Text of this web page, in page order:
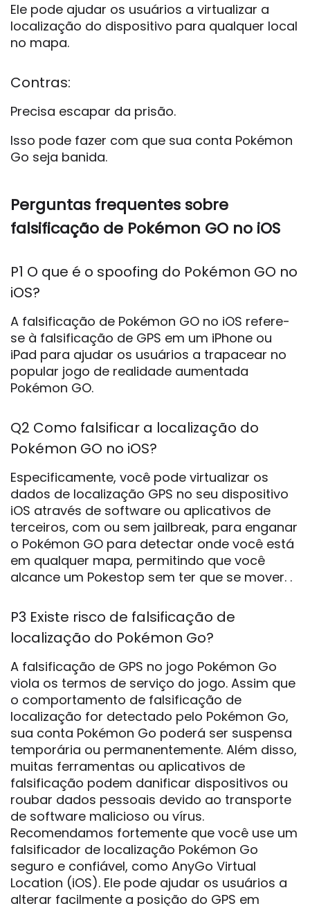
Ele pode ajudar os usuários a virtualizar a
localização do dispositivo para qualquer local
no mapa.
Contras:
Precisa escapar da prisão.
Isso pode fazer com que sua conta Pokémon
Go seja banida.
Perguntas frequentes sobre
falsificação de Pokémon GO no iOS
P1 O que é o spoofing do Pokémon GO no
iOS?
A falsificação de Pokémon GO no iOS refere-
se à falsificação de GPS em um iPhone ou
iPad para ajudar os usuários a trapacear no
popular jogo de realidade aumentada
Pokémon GO.
Q2 Como falsificar a localização do
Pokémon GO no iOS?
Especificamente, você pode virtualizar os
dados de localização GPS no seu dispositivo
iOS através de software ou aplicativos de
terceiros, com ou sem jailbreak, para enganar
o Pokémon GO para detectar onde você está
em qualquer mapa, permitindo que você
alcance um Pokestop sem ter que se mover. .
P3 Existe risco de falsificação de
localização do Pokémon Go?
A falsificação de GPS no jogo Pokémon Go
viola os termos de serviço do jogo. Assim que
o comportamento de falsificação de
localização for detectado pelo Pokémon Go,
sua conta Pokémon Go poderá ser suspensa
temporária ou permanentemente. Além disso,
muitas ferramentas ou aplicativos de
falsificação podem danificar dispositivos ou
roubar dados pessoais devido ao transporte
de software malicioso ou vírus.
Recomendamos fortemente que você use um
falsificador de localização Pokémon Go
seguro e confiável, como AnyGo Virtual
Location (iOS). Ele pode ajudar os usuários a
alterar facilmente a posição do GPS em